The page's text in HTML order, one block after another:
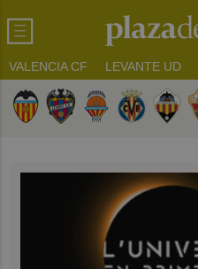
VALENCIA CF LEVANTE UD